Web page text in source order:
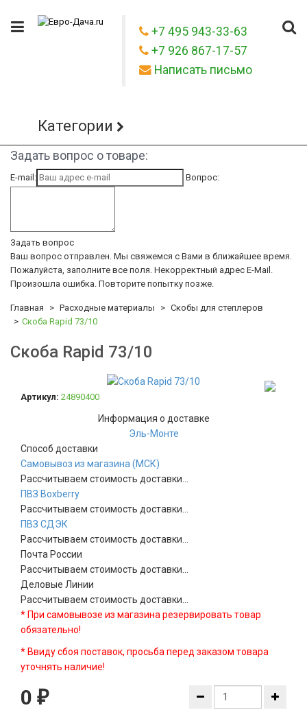
+7 495 943-33-63
+7 926 867-17-57
Написать письмо
Категории
Задать вопрос о товаре:
E-mail: Вопрос:
Задать вопрос
Ваш вопрос отправлен. Мы свяжемся с Вами в ближайшее время.
Пожалуйста, заполните все поля. Некорректный адрес E-Mail.
Произошла ошибка. Повторите попытку позже.
Главная Расходные материалы
Скобы для степлеров
Скоба Rapid 73/10
Скоба Rapid 73/10
Артикул: 24890400
Информация о доставке
Эль-Монте
Способ доставки
Самовывоз из магазина (МСК)
Рассчитываем стоимость доставки...
ПВЗ Boxberry
Рассчитываем стоимость доставки...
ПВЗ СДЭК
Рассчитываем стоимость доставки...
Почта России
Рассчитываем стоимость доставки...
Деловые Линии
Рассчитываем стоимость доставки...
* При самовывозе из магазина резервировать товар
обязательно!
* Ввиду сбоя поставок, просьба перед заказом товара
уточнять наличие!
0 ₽